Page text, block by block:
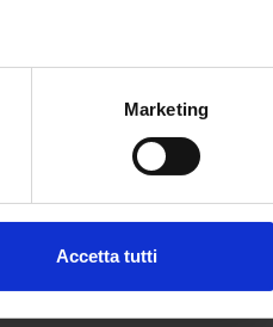
metro,Marketing
Accetta tutti